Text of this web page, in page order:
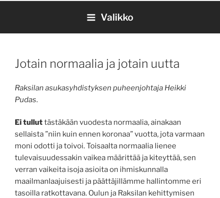
Valikko
Jotain normaalia ja jotain uutta
Raksilan asukasyhdistyksen puheenjohtaja Heikki
Pudas.
Ei tulluttästäkään vuodesta normaalia, ainakaan
sellaista ”niin kuin ennen koronaa” vuotta, jota varmaan
moni odotti ja toivoi. Toisaalta normaalia lienee
tulevaisuudessakin vaikea määrittää ja kiteyttää, sen
verran vaikeita isoja asioita on ihmiskunnalla
maailmanlaajuisesti ja päättäjillämme hallintomme eri
tasoilla ratkottavana. Oulun ja Raksilan kehittymisen